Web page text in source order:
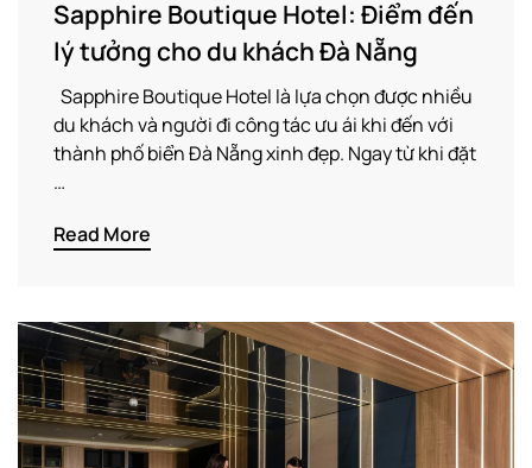
Sapphire Boutique Hotel: Điểm đến
lý tưởng cho du khách Đà Nẵng
Sapphire Boutique Hotel là lựa chọn được nhiều
du khách và người đi công tác ưu ái khi đến với
thành phố biển Đà Nẵng xinh đẹp. Ngay từ khi đặt
…
Read More